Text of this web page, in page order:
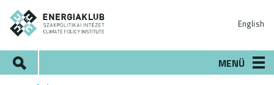
Ugrás
tartalomra
English
MENÜ